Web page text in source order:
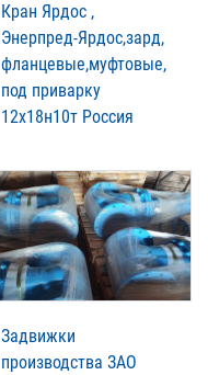
Кран Ярдос ,
Энерпред-Ярдос,зард,
фланцевые,муфтовые,
под приварку
12х18н10т Россия
Задвижки
производства ЗАО